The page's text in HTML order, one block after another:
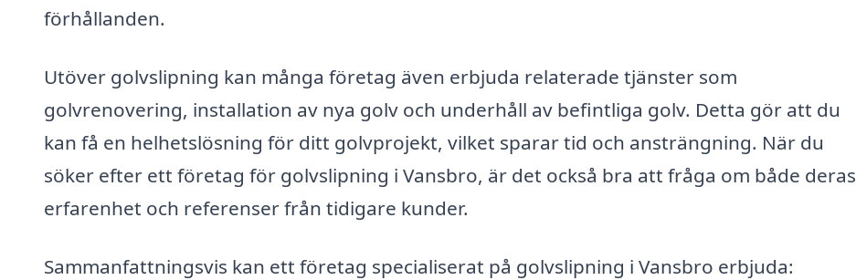
förhållanden.
Utöver golvslipning kan många företag även erbjuda relaterade tjänster som
golvrenovering, installation av nya golv och underhåll av befintliga golv. Detta gör att du
kan få en helhetslösning för ditt golvprojekt, vilket sparar tid och ansträngning. När du
söker efter ett företag för golvslipning i Vansbro, är det också bra att fråga om både deras
erfarenhet och referenser från tidigare kunder.
Sammanfattningsvis kan ett företag specialiserat på golvslipning i Vansbro erbjuda: